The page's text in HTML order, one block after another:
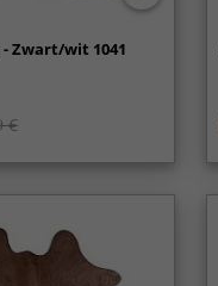
Zwart/wit 1041
€